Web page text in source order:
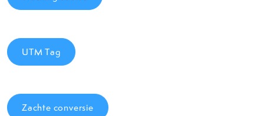
UTM Tag
Zachte conversie